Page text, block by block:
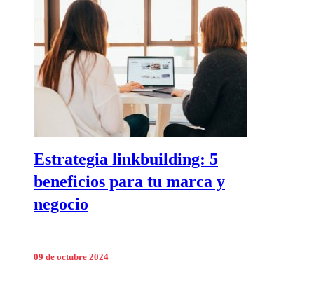
Estrategia linkbuilding: 5
beneficios para tu marca y
negocio
09 de octubre 2024